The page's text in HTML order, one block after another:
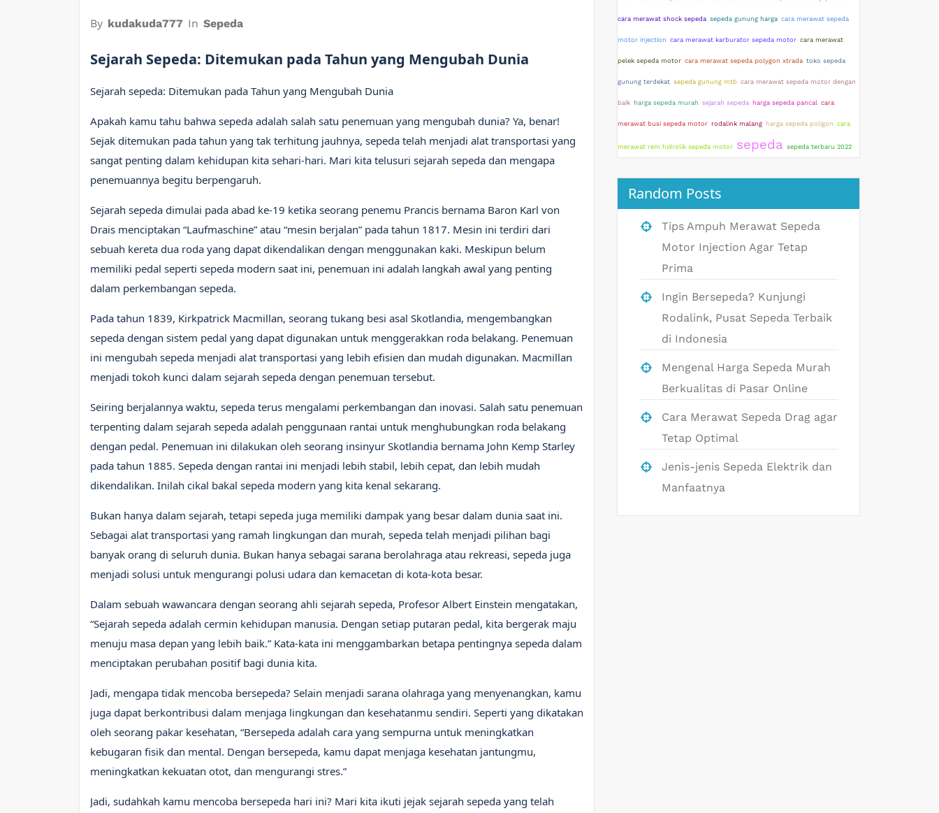
By kudakuda777 In Sepeda
Sejarah Sepeda: Ditemukan pada Tahun yang Mengubah Dunia
Sejarah sepeda: Ditemukan pada Tahun yang Mengubah Dunia
Apakah kamu tahu bahwa sepeda adalah salah satu penemuan yang mengubah dunia? Ya, benar!
Sejak ditemukan pada tahun yang tak terhitung jauhnya, sepeda telah menjadi alat transportasi yang
sangat penting dalam kehidupan kita sehari-hari. Mari kita telusuri sejarah sepeda dan mengapa
penemuannya begitu berpengaruh.
Sejarah sepeda dimulai pada abad ke-19 ketika seorang penemu Prancis bernama Baron Karl von
Drais menciptakan “Laufmaschine” atau “mesin berjalan” pada tahun 1817. Mesin ini terdiri dari
sebuah kereta dua roda yang dapat dikendalikan dengan menggunakan kaki. Meskipun belum
memiliki pedal seperti sepeda modern saat ini, penemuan ini adalah langkah awal yang penting
dalam perkembangan sepeda.
Pada tahun 1839, Kirkpatrick Macmillan, seorang tukang besi asal Skotlandia, mengembangkan
sepeda dengan sistem pedal yang dapat digunakan untuk menggerakkan roda belakang. Penemuan
ini mengubah sepeda menjadi alat transportasi yang lebih efisien dan mudah digunakan. Macmillan
menjadi tokoh kunci dalam sejarah sepeda dengan penemuan tersebut.
Seiring berjalannya waktu, sepeda terus mengalami perkembangan dan inovasi. Salah satu penemuan
terpenting dalam sejarah sepeda adalah penggunaan rantai untuk menghubungkan roda belakang
dengan pedal. Penemuan ini dilakukan oleh seorang insinyur Skotlandia bernama John Kemp Starley
pada tahun 1885. Sepeda dengan rantai ini menjadi lebih stabil, lebih cepat, dan lebih mudah
dikendalikan. Inilah cikal bakal sepeda modern yang kita kenal sekarang.
Bukan hanya dalam sejarah, tetapi sepeda juga memiliki dampak yang besar dalam dunia saat ini.
Sebagai alat transportasi yang ramah lingkungan dan murah, sepeda telah menjadi pilihan bagi
banyak orang di seluruh dunia. Bukan hanya sebagai sarana berolahraga atau rekreasi, sepeda juga
menjadi solusi untuk mengurangi polusi udara dan kemacetan di kota-kota besar.
Dalam sebuah wawancara dengan seorang ahli sejarah sepeda, Profesor Albert Einstein mengatakan,
“Sejarah sepeda adalah cermin kehidupan manusia. Dengan setiap putaran pedal, kita bergerak maju
menuju masa depan yang lebih baik.” Kata-kata ini menggambarkan betapa pentingnya sepeda dalam
menciptakan perubahan positif bagi dunia kita.
Jadi, mengapa tidak mencoba bersepeda? Selain menjadi sarana olahraga yang menyenangkan, kamu
juga dapat berkontribusi dalam menjaga lingkungan dan kesehatanmu sendiri. Seperti yang dikatakan
oleh seorang pakar kesehatan, “Bersepeda adalah cara yang sempurna untuk meningkatkan
kebugaran fisik dan mental. Dengan bersepeda, kamu dapat menjaga kesehatan jantungmu,
meningkatkan kekuatan otot, dan mengurangi stres.”
Jadi, sudahkah kamu mencoba bersepeda hari ini? Mari kita ikuti jejak sejarah sepeda yang telah
cara merawat shock sepeda sepeda gunung harga cara merawat sepeda
motor injection cara merawat karburator sepeda motor cara merawat
pelek sepeda motor cara merawat sepeda polygon xtrada toko sepeda
gunung terdekat sepeda gunung mtb cara merawat sepeda motor dengan
baik harga sepeda murah sejarah sepeda harga sepeda pancal cara
merawat busi sepeda motor rodalink malang harga sepeda poligon cara
merawat rem hidrolik sepeda motor sepeda sepeda terbaru 2022
Random Posts
Tips Ampuh Merawat Sepeda
Motor Injection Agar Tetap
Prima
Ingin Bersepeda? Kunjungi
Rodalink, Pusat Sepeda Terbaik
di Indonesia
Mengenal Harga Sepeda Murah
Berkualitas di Pasar Online
Cara Merawat Sepeda Drag agar
Tetap Optimal
Jenis-jenis Sepeda Elektrik dan
Manfaatnya